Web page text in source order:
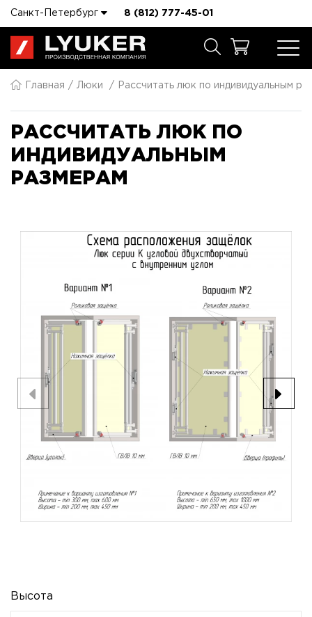
Санкт-Петербург 8 (812) 777-45-01
Главная Люки Рассчитать люк по индивидуальным
РАССЧИТАТЬ ЛЮК ПО
ИНДИВИДУАЛЬНЫМ
РАЗМЕРАМ
Высота